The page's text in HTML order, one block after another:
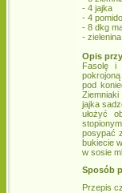
- 4 jajka
- 4
- 8 dkg
- zielenina
Opis
Fasolę i
pod
jajka
ułożyć
posypać
bukiecie
w sosie
Sposób
Przepis